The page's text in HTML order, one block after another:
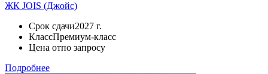
ЖК JOIS (Джойс)
Срок сдачи2027 г.
КлассПремиум-класс
Цена отпо запросу
Подробнее